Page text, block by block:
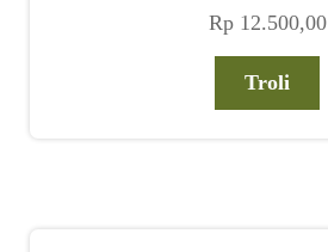
Rp12.500,00
Troli